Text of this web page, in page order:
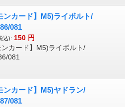
ンカード】M5)ライボルト/
081
込): 150 円
ンカード】M5)ライボルト/
081
ンカード】M5)ヤドラン/
081